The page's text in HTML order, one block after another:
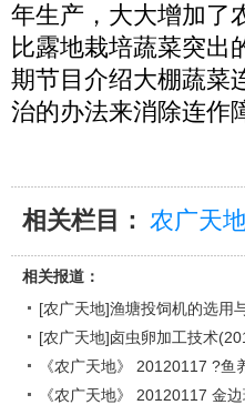
年生产，大大增加了
比露地栽培蔬菜突出
期节目介绍大棚蔬菜
治的办法来消除连作
相关栏目： 农广天
相关报道：
[农广天地]渔塘投饲机的选用
[农广天地]卤虫卵加工技术
《农广天地》 20120117 ?鱼
《农广天地》 20120117 金